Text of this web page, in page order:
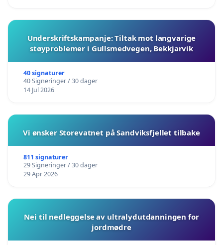
Underskriftskampanje: Tiltak mot langvarige
støyproblemer i Gullsmedvegen, Bekkjarvik
40 signaturer
40 Signeringer / 30 dager
14 Jul 2026
Vi ønsker Storevatnet på Sandviksfjellet tilbake
811 signaturer
29 Signeringer / 30 dager
29 Apr 2026
Nei til nedleggelse av ultralydutdanningen for
jordmødre